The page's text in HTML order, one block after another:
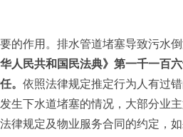
的作用。排水管道堵塞导致污水
华人民共和国民法典》第一千一百
。 依照法律规定推定行为人有过
生下水道堵塞的情况，大部分业
律规定及物业服务合同的约定，